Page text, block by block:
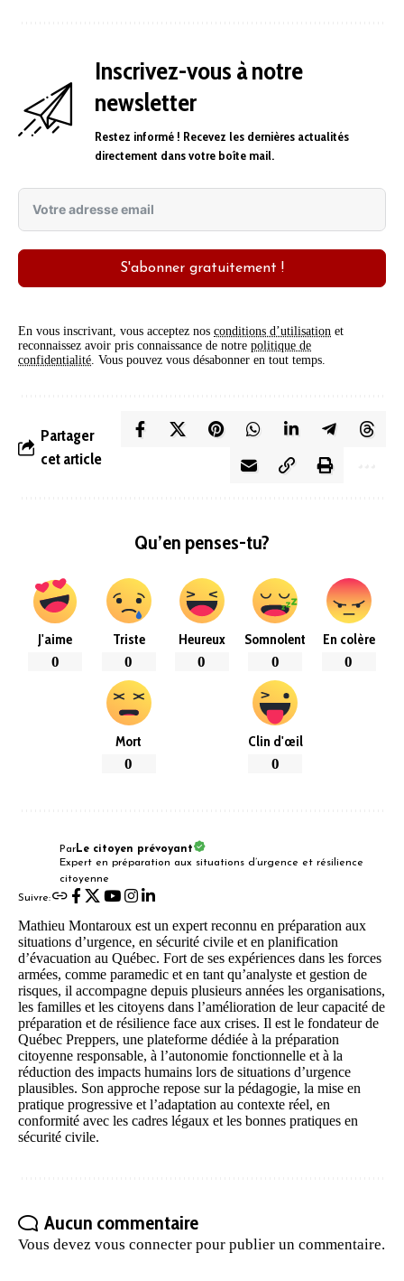
Inscrivez-vous à notre
newsletter
Restez informé ! Recevez les dernières actualités
directement dans votre boîte mail.
S'abonner gratuitement !
En vous inscrivant, vous acceptez nos conditions d’utilisation et
reconnaissez avoir pris connaissance de notre politique de
confidentialité . Vous pouvez vous désabonner en tout temps.
Partager
cet article
Qu’en penses-tu?
J'aime
0
Triste
0
Heureux
0
Somnolent
0
En colère
0
Mort
0
Clin d'œil
0
ParLe citoyen prévoyant
Expert en préparation aux situations d’urgence et résilience
citoyenne
Suivre:
Mathieu Montaroux est un expert reconnu en préparation aux
situations d’urgence, en sécurité civile et en planification
d’évacuation au Québec. Fort de ses expériences dans les forces
armées, comme paramedic et en tant qu’analyste et gestion de
risques, il accompagne depuis plusieurs années les organisations,
les familles et les citoyens dans l’amélioration de leur capacité de
préparation et de résilience face aux crises. Il est le fondateur de
Québec Preppers, une plateforme dédiée à la préparation
citoyenne responsable, à l’autonomie fonctionnelle et à la
réduction des impacts humains lors de situations d’urgence
plausibles. Son approche repose sur la pédagogie, la mise en
pratique progressive et l’adaptation au contexte réel, en
conformité avec les cadres légaux et les bonnes pratiques en
sécurité civile.
Aucun commentaire
Vous devez vous connecter pour publier un commentaire.